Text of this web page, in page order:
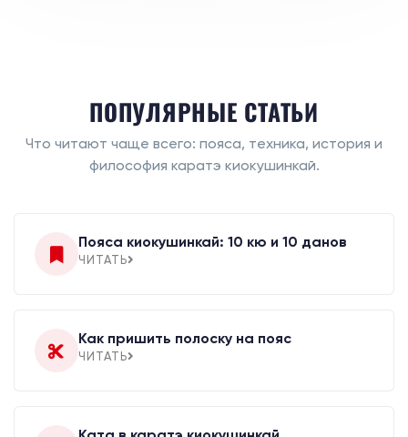
ПОПУЛЯРНЫЕ СТАТЬИ
Что читают чаще всего: пояса, техника, история и
философия каратэ киокушинкай.
Пояса киокушинкай: 10 кю и 10 данов
ЧИТАТЬ
Как пришить полоску на пояс
ЧИТАТЬ